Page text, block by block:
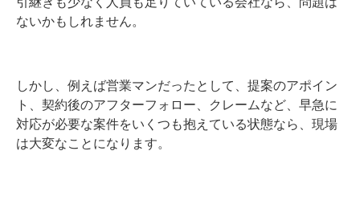
ないかもしれません。
しかし、例えば営業マンだったとして、提案のアポイン
ト、契約後のアフターフォロー、クレームなど、早急に
対応が必要な案件をいくつも抱えている状態なら、現場
は大変なことになります。